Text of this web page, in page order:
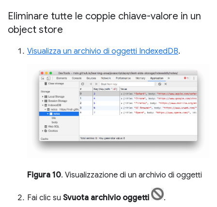
Eliminare tutte le coppie chiave-valore in un
object store
Visualizza un archivio di oggetti IndexedDB.
Figura 10. Visualizzazione di un archivio di oggetti
Fai clic su Svuota archivio oggetti .